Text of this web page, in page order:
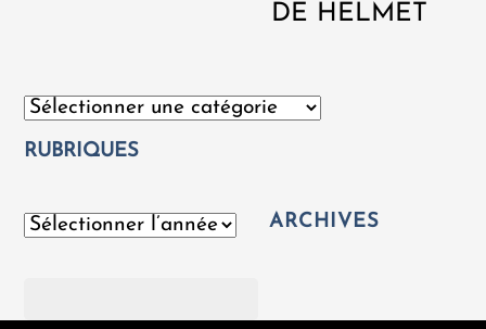
DE HELMET
Catégories
RUBRIQUES
Archives ARCHIVES